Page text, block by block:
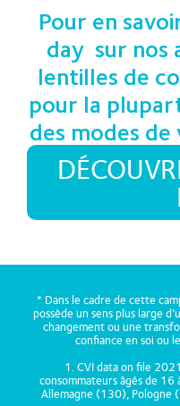
Pour en
day sur nos
lentilles de
pour la
des modes
* Dans le cadre de cette
possède un sens plus large
changement ou une
confiance en soi ou
1. CVI data on file
consommateurs âgés de
Allemagne (130), Pologne